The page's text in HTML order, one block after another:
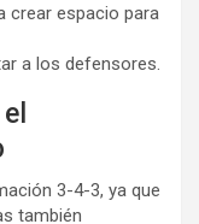
crear espacio para
a los defensores.
3-4-3, ya que
también